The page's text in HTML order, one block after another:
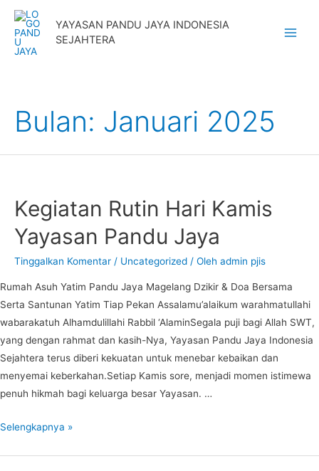
Lewati
konten
YAYASAN PANDU JAYA INDONESIA
SEJAHTERA
Bulan: Januari 2025
Kegiatan Rutin Hari Kamis
Yayasan Pandu Jaya
Tinggalkan Komentar / Uncategorized / Oleh admin pjis
Rumah Asuh Yatim Pandu Jaya Magelang Dzikir & Doa Bersama
Serta Santunan Yatim Tiap Pekan Assalamu’alaikum warahmatullahi
wabarakatuh Alhamdulillahi Rabbil ‘AlaminSegala puji bagi Allah SWT,
yang dengan rahmat dan kasih-Nya, Yayasan Pandu Jaya Indonesia
Sejahtera terus diberi kekuatan untuk menebar kebaikan dan
menyemai keberkahan.Setiap Kamis sore, menjadi momen istimewa
penuh hikmah bagi keluarga besar Yayasan. …
Kegiatan
Selengkapnya »